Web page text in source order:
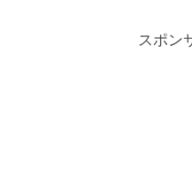
スポン